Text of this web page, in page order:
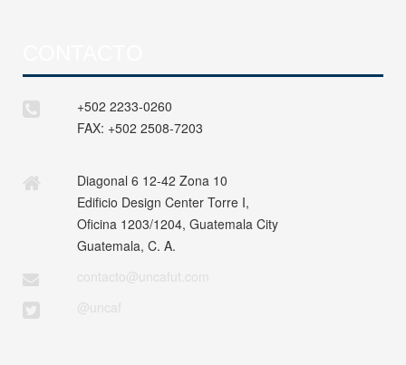
+502 2233-0260
FAX: +502 2508-7203
Diagonal 6 12-42 Zona 10
Edificio Design Center Torre I,
Oficina 1203/1204, Guatemala City
Guatemala, C. A.
contacto@uncafut.com
@uncaf